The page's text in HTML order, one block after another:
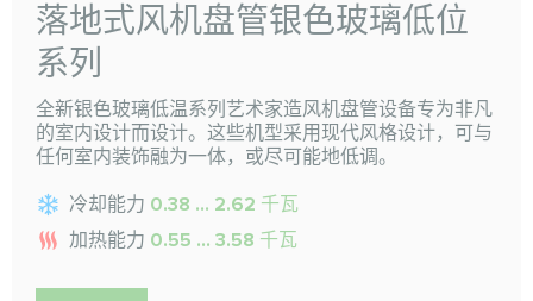
落地式风机盘管银色玻璃低位
系列
全新银色玻璃低温系列艺术家造风机盘管设备专为非凡
的室内设计而设计。这些机型采用现代风格设计，可与
任何室内装饰融为一体，或尽可能地低调。
冷却能力 0.38 ... 2.62 千瓦
加热能力 0.55 ... 3.58 千瓦